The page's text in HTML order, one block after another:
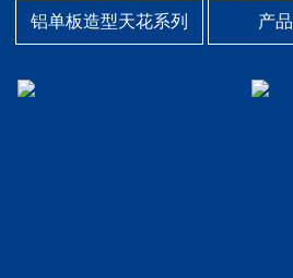
铝单板造型天花系列 产